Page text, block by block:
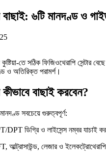
বাছাই: ৬টি মানদণ্ড ও
কুষ্টিয়া-তে সঠিক ফিজিওথেরাপি
ও অতিরিক্ত পরামর্শ।
কীভাবে বাছাই করবেন?
সবচেয়ে গুরুত্বপূর্ণ:
DPT ডিগ্রি ও লাইসেন্স নম্বর যাচাই
লেজার ও